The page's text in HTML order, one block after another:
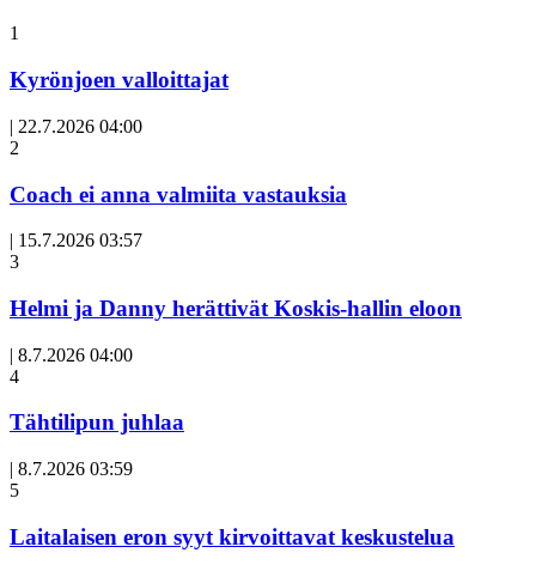
1
Kyrönjoen valloittajat
| 22.7.2026 04:00
Avoin
2
Coach ei anna valmiita vastauksia
| 15.7.2026 03:57
3
Helmi ja Danny herättivät Koskis-hallin eloon
| 8.7.2026 04:00
Avoin
4
Tähtilipun juhlaa
| 8.7.2026 03:59
Avoin
5
Laitalaisen eron syyt kirvoittavat keskustelua